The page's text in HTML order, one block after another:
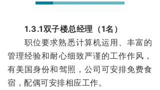
1.3.1双子楼总经理（1名）
职位要求熟悉计算机运用、丰富的
管理经验和耐心细致严谨的工作作风，
有美国身份和驾照，公司可安排免费食
宿，配偶可安排相应工作。